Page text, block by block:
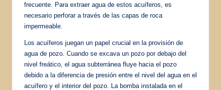
frecuente. Para extraer agua de estos acuíferos, es
necesario perforar a través de las capas de roca
impermeable.
Los acuíferos juegan un papel crucial en la provisión de
agua de pozo. Cuando se excava un pozo por debajo del
nivel freático, el agua subterránea fluye hacia el pozo
debido a la diferencia de presión entre el nivel del agua en el
acuífero y el interior del pozo. La bomba instalada en el